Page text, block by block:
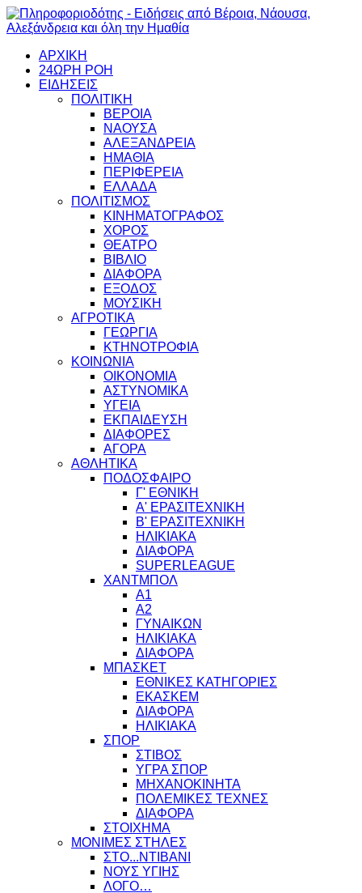
ΑΡΧΙΚΗ
24ΩΡΗ ΡΟΗ
ΕΙΔΗΣΕΙΣ
ΠΟΛΙΤΙΚΗ
ΒΕΡΟΙΑ
ΝΑΟΥΣΑ
ΑΛΕΞΑΝΔΡΕΙΑ
ΗΜΑΘΙΑ
ΠΕΡΙΦΕΡΕΙΑ
ΕΛΛΑΔΑ
ΠΟΛΙΤΙΣΜΟΣ
ΚΙΝΗΜΑΤΟΓΡΑΦΟΣ
ΧΟΡΟΣ
ΘΕΑΤΡΟ
ΒΙΒΛΙΟ
ΔΙΑΦΟΡΑ
ΕΞΟΔΟΣ
ΜΟΥΣΙΚΗ
ΑΓΡΟΤΙΚΑ
ΓΕΩΡΓΙΑ
ΚΤΗΝΟΤΡΟΦΙΑ
ΚΟΙΝΩΝΙΑ
ΟΙΚΟΝΟΜΙΑ
ΑΣΤΥΝΟΜΙΚΑ
ΥΓΕΙΑ
ΕΚΠΑΙΔΕΥΣΗ
ΔΙΑΦΟΡΕΣ
ΑΓΟΡΑ
ΑΘΛΗΤΙΚΑ
ΠΟΔΟΣΦΑΙΡΟ
Γ' ΕΘΝΙΚΗ
Α' ΕΡΑΣΙΤΕΧΝΙΚΗ
Β' ΕΡΑΣΙΤΕΧΝΙΚΗ
ΗΛΙΚΙΑΚΑ
ΔΙΑΦΟΡΑ
SUPERLEAGUE
ΧΑΝΤΜΠΟΛ
Α1
Α2
ΓΥΝΑΙΚΩΝ
ΗΛΙΚΙΑΚΑ
ΔΙΑΦΟΡΑ
ΜΠΑΣΚΕΤ
ΕΘΝΙΚΕΣ ΚΑΤΗΓΟΡΙΕΣ
ΕΚΑΣΚΕΜ
ΔΙΑΦΟΡΑ
ΗΛΙΚΙΑΚΑ
ΣΠΟΡ
ΣΤΙΒΟΣ
ΥΓΡΑ ΣΠΟΡ
ΜΗΧΑΝΟΚΙΝΗΤΑ
ΠΟΛΕΜΙΚΕΣ ΤΕΧΝΕΣ
ΔΙΑΦΟΡΑ
ΣΤΟΙΧΗΜΑ
ΜΟΝΙΜΕΣ ΣΤΗΛΕΣ
ΣΤΟ...ΝΤΙΒΑΝΙ
ΝΟΥΣ ΥΓΙΗΣ
ΛΟΓΟ…